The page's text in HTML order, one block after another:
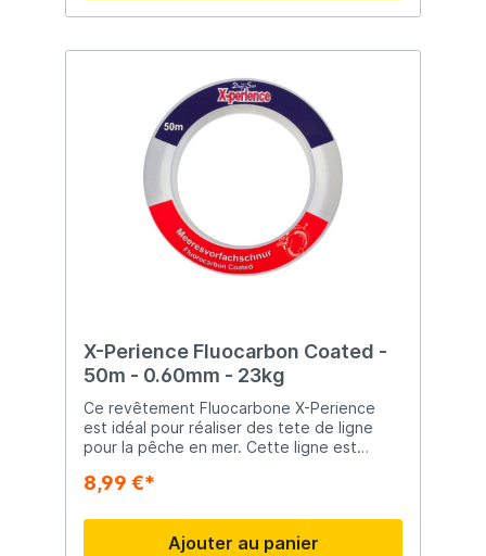
X-Perience Fluocarbon Coated -
50m - 0.60mm - 23kg
Ce revêtement Fluocarbone X-Perience
est idéal pour réaliser des tete de ligne
pour la pêche en mer. Cette ligne est
sous l'eau et extrêmement résistante à
8,99 €*
Ajouter au panier